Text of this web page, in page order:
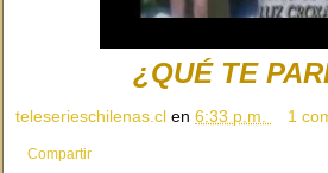
¿QUÉ TE
teleserieschilenas.cl en 6:33 p.m. 1
Compartir